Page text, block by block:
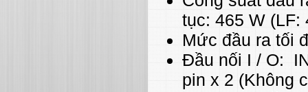
tục: 465 W (LF:
Mức đầu ra tối
Đầu nối I / O:
pin x 2 (Không